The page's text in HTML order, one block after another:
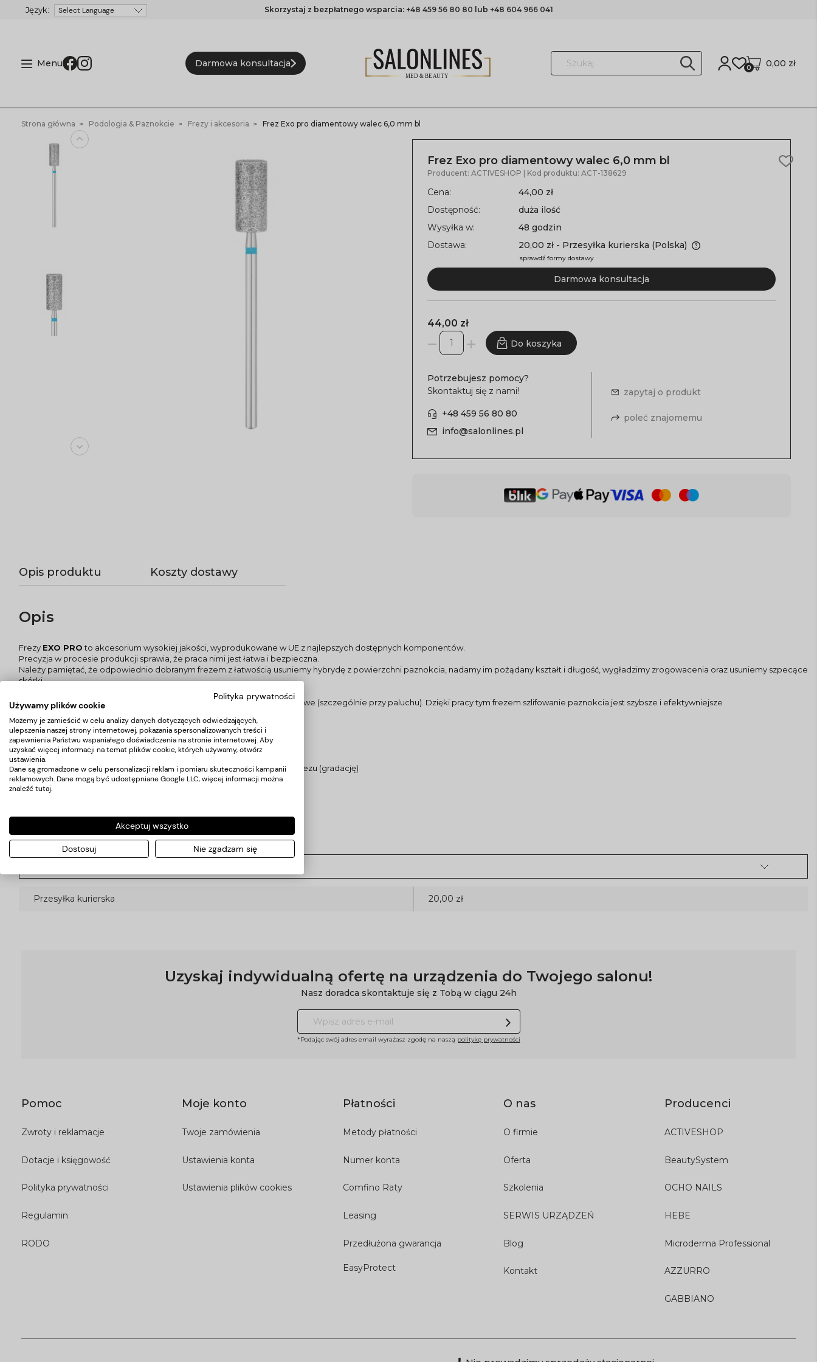
Skorzystaj z bezpłatnego wsparcia: +48 459 56 80 80 lub +48 604 966 041
Menu Darmowa konsultacja 0,00 zł
0
Strona główna Podologia & Paznokcie Frezy i akcesoria Frez Exo pro diamentowy walec 6,0 mm bl
Frez Exo pro diamentowy walec 6,0 mm bl
Producent:ACTIVESHOP | Kod produktu: ACT-138629
Cena:
44,00 zł
Dostępność:
duża ilość
Wysyłka w:
48 godzin
Dostawa:
20,00 zł - Przesyłka kurierska (Polska)
sprawdź formy dostawy
Darmowa konsultacja
44,00 zł
Do koszyka
Potrzebujesz pomocy?
Skontaktuj się z nami!
+48 459 56 80 80
info@salonlines.pl
zapytaj o produkt
poleć znajomemu
Opis produktu Koszty dostawy
Opis
Frezy EXO PROto akcesorium wysokiej jakości, wyprodukowane w UE z najlepszych dostępnych komponentów.
Precyzja w procesie produkcji sprawia, że praca nimi jest łatwa i bezpieczna.
Należy pamiętać, że odpowiednio dobranym frezem z łatwością usuniemy hybrydę z powierzchni paznokcia, nadamy im pożądany kształt i długość, wygładzimy zrogowacenia oraz usuniemy szpecące
skórki.
Frez diamentowy walec w szybki sposób ścienia długie płytki paznokciowe (szczególnie przy paluchu). Dzięki pracy tym frezem szlifowanie paznokcia jest szybsze i efektywniejsze
DANE TECHNICZNE:
- materiał:stal nierdzewna z nasypem diamentowym
- rozmiar:L-13,0 mm, Ø6,0 mm
- kształt: walec
- ostrość / ziarnistość:
średnia (niebieski)
Kolorowy znacznik umieszczony na frezie wskazuje ostrość, ziarnistość frezu (gradację)
Koszty dostawy
Kraj wysyłki:
Przesyłka kurierska 20,00 zł
Uzyskaj indywidualną ofertę na urządzenia do Twojego salonu!
Nasz doradca skontaktuje się z Tobą w ciągu 24h
*Podając swój adres email wyrażasz zgodę na naszą politykę prywatności
Pomoc
Zwroty i reklamacje
Dotacje i księgowość
Polityka prywatności
Regulamin
RODO
Moje konto
Twoje zamówienia
Ustawienia konta
Ustawienia plików cookies
Płatności
Metody płatności
Numer konta
Comfino Raty
Leasing
Przedłużona gwarancja
EasyProtect
O nas
O firmie
Oferta
Szkolenia
SERWIS URZĄDZEŃ
Blog
Kontakt
Producenci
ACTIVESHOP
BeautySystem
OCHO NAILS
HEBE
Microderma Professional
AZZURRO
GABBIANO
Polityka prywatności
Używamy plików cookie
Możemy je zamieścić w celu analizy danych dotyczących odwiedzających,
ulepszenia naszej strony internetowej, pokazania spersonalizowanych treści i
zapewnienia Państwu wspaniałego doświadczenia na stronie internetowej. Aby
uzyskać więcej informacji na temat plików cookie, których używamy, otwórz
ustawienia.
Dane są gromadzone w celu personalizacji reklam i pomiaru skuteczności kampanii
reklamowych. Dane mogą być udostępniane Google LLC, więcej informacji można
znaleźć tutaj.
Akceptuj wszystko
Dostosuj Nie zgadzam się